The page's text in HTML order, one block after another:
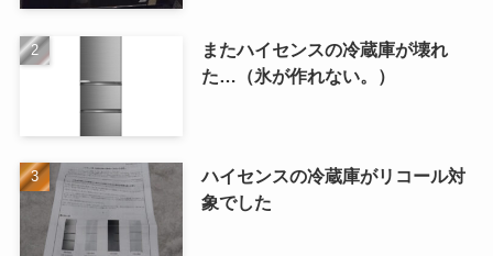
またハイセンスの冷蔵庫が壊れ
た…（氷が作れない。）
ハイセンスの冷蔵庫がリコール対
象でした